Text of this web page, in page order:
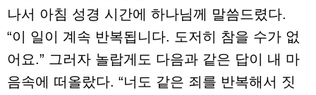
나서 아침 성경 시간에 하나님께 말씀드렸다.
“이 일이 계속 반복됩니다. 도저히 참을 수가 없
어요.” 그러자 놀랍게도 다음과 같은 답이 내 마
음속에 떠올랐다. “너도 같은 죄를 반복해서 짓